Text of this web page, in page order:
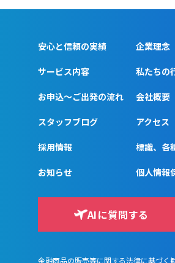
安心と信頼の実績
サービス内容
お申込〜ご出発の流れ
スタッフブログ
採用情報
お知らせ
企業理念
私たちの
会社概要
アクセス
標識、各
個人情報
AIに質問する
金融商品の販売等に関する法律に基づく